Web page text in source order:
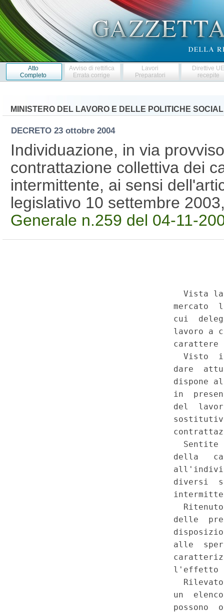
Atto
Completo
Avviso di rettifica
Errata corrige
Lavori
Preparatori
Direttive
recepite
MINISTERO DEL LAVORO E DELLE POLITICHE
DECRETO 23 ottobre 2004
Individuazione, in via
contrattazione collettiva dei
intermittente, ai sensi
legislativo 10 settembre
Generale n.259 del 04-11-